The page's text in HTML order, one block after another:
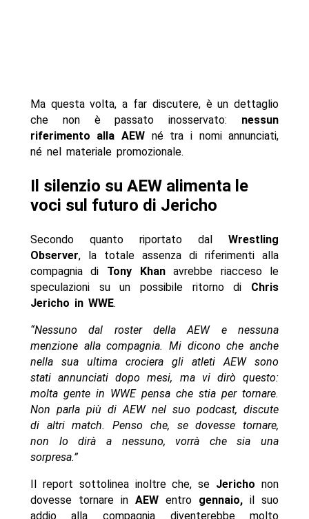
Ma questa volta, a far discutere, è un dettaglio
che non è passato inosservato: nessun
riferimento alla AEW né tra i nomi annunciati,
né nel materiale promozionale.
Il silenzio su AEW alimenta le
voci sul futuro di Jericho
Secondo quanto riportato dalWrestling
Observer, la totale assenza di riferimenti alla
compagnia di Tony Khanavrebbe riacceso le
speculazioni su un possibile ritorno di Chris
Jericho in WWE.
“Nessuno dal roster della AEW e nessuna
menzione alla compagnia. Mi dicono che anche
nella sua ultima crociera gli atleti AEW sono
stati annunciati dopo mesi, ma vi dirò questo:
molta gente in WWE pensa che stia per tornare.
Non parla più di AEW nel suo podcast, discute
di altri match. Penso che, se dovesse tornare,
non lo dirà a nessuno, vorrà che sia una
sorpresa.”
Il report sottolinea inoltre che, se Jericho non
dovesse tornare in AEWentro gennaio, il suo
addio alla compagnia diventerebbe molto